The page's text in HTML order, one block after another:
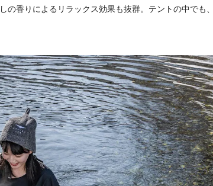
の香りによるリラックス効果も抜群。テントの中でも